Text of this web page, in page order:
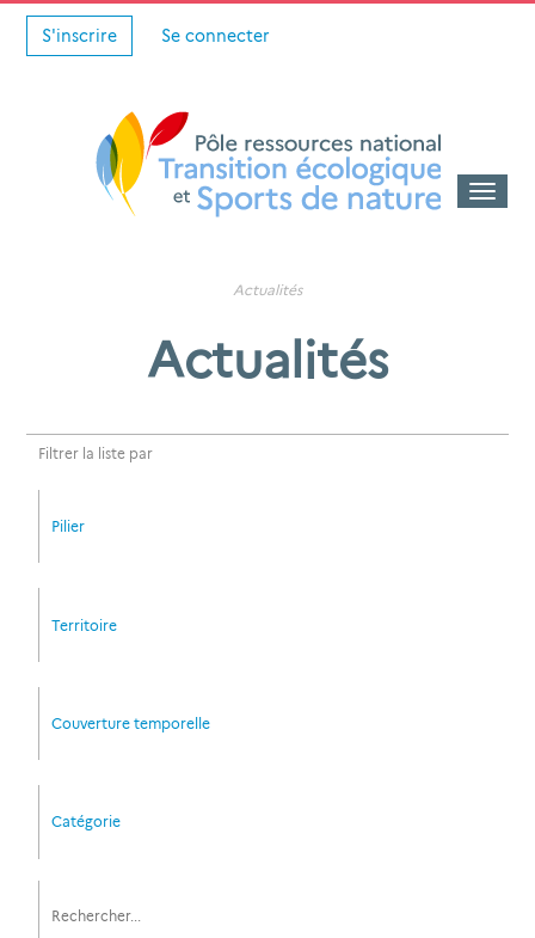
S'inscrire Se connecter
Toggle
Actualités
Actualités
Filtrer la liste par
Pilier
Territoire
Couverture temporelle
Catégorie